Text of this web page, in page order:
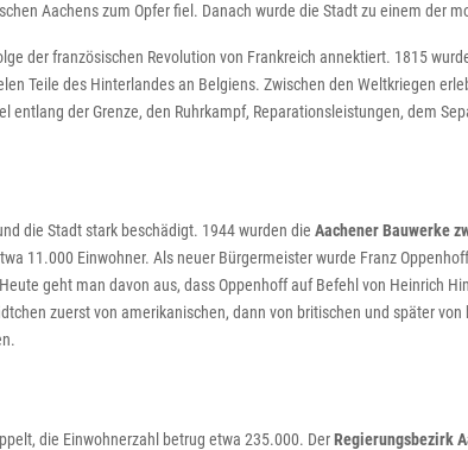
Aachens zum Opfer fiel. Danach wurde die Stadt zu einem der
der französischen Revolution von Frankreich annektiert. 1815
Teile des Hinterlandes an Belgiens. Zwischen den Weltkriegen
entlang der Grenze, den Ruhrkampf, Reparationsleistungen, dem
die Stadt stark beschädigt. 1944 wurden die Aachener Bauwerke
11.000 Einwohner. Als neuer Bürgermeister wurde Franz
geht man davon aus, dass Oppenhoff auf Befehl von Heinrich
zuerst von amerikanischen, dann von britischen und später
die Einwohnerzahl betrug etwa 235.000. DerRegierungsbezirk